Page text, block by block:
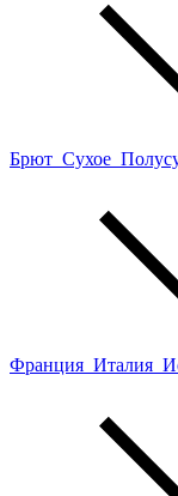
Брют Сухое
Франция Италия